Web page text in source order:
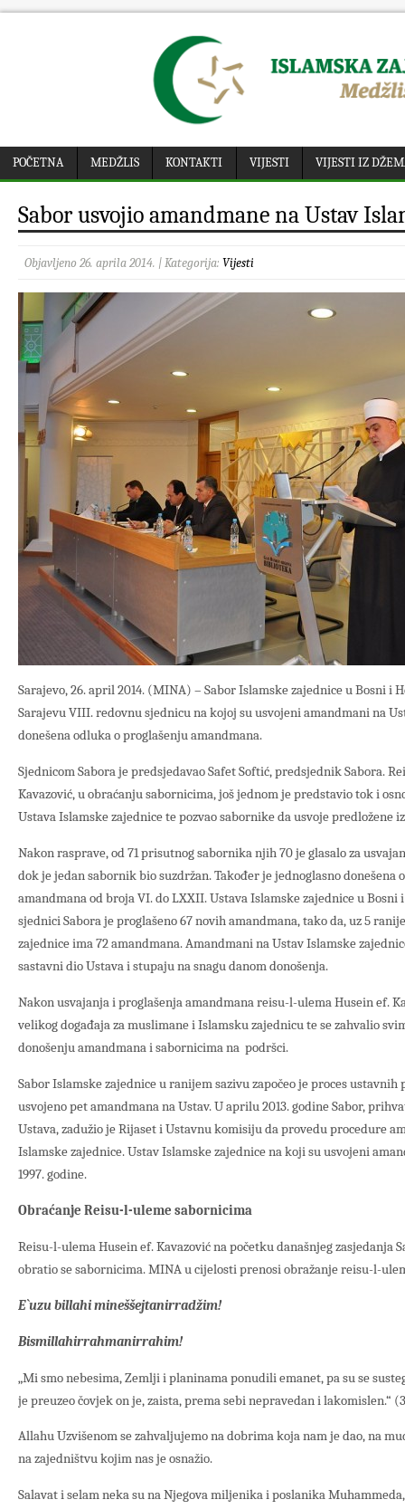
POČETNA MEDŽLIS KONTAKTI VIJESTI VIJESTI IZ
Sabor usvojio amandmane na Ustav
Objavljeno 26. aprila 2014. | Kategorija: Vijesti
Sarajevo, 26. april 2014. (MINA) – Sabor Islamske zajednice u Bosni i
Sarajevu VIII. redovnu sjednicu na kojoj su usvojeni amandmani na
donešena odluka o proglašenju amandmana.
Sjednicom Sabora je predsjedavao Safet Softić, predsjednik Sabora.
Kavazović, u obraćanju sabornicima, još jednom je predstavio tok i
Ustava Islamske zajednice te pozvao sabornike da usvoje predložene
Nakon rasprave, od 71 prisutnog sabornika njih 70 je glasalo za
dok je jedan sabornik bio suzdržan. Također je jednoglasno donešena
amandmana od broja VI. do LXXII. Ustava Islamske zajednice u Bosni
sjednici Sabora je proglašeno 67 novih amandmana, tako da, uz 5
zajednice ima 72 amandmana. Amandmani na Ustav Islamske
sastavni dio Ustava i stupaju na snagu danom donošenja.
Nakon usvajanja i proglašenja amandmana reisu-l-ulema Husein ef.
velikog događaja za muslimane i Islamsku zajednicu te se zahvalio
donošenju amandmana i sabornicima na podršci.
Sabor Islamske zajednice u ranijem sazivu započeo je proces ustavnih
usvojeno pet amandmana na Ustav. U aprilu 2013. godine Sabor,
Ustava, zadužio je Rijaset i Ustavnu komisiju da provedu procedure
Islamske zajednice. Ustav Islamske zajednice na koji su usvojeni
1997. godine.
Obraćanje Reisu-l-uleme sabornicima
Reisu-l-ulema Husein ef. Kavazović na početku današnjeg zasjedanja
obratio se sabornicima. MINA u cijelosti prenosi obražanje reisu-l-
E`uzu billahi mineššejtanirradžim!
Bismillahirrahmanirrahim!
„Mi smo nebesima, Zemlji i planinama ponudili emanet, pa su se
je preuzeo čovjek on je, zaista, prema sebi nepravedan i lakomislen.“
Allahu Uzvišenom se zahvaljujemo na dobrima koja nam je dao, na
na zajedništvu kojim nas je osnažio.
Salavat i selam neka su na Njegova miljenika i poslanika